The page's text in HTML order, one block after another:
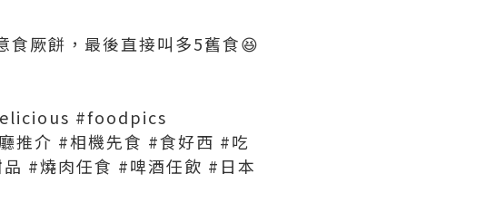
食厥餅，最後直接叫多5舊食😆
#foodpics
介 #相機先食 #食好西 #吃
#燒肉任食 #啤酒任飲 #日本